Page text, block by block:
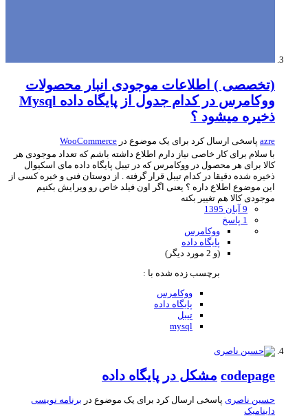
(تخصصی ) اطلاعات موجودی انبار محصولات
ووکامرس در کدام جدول از پایگاه داده Mysql
ذخیره میشود ؟
azreپاسخی ارسال کرد برای یک موضوع در WooCommerce
با سلام برای کار خاصی نیاز دارم اطلاع داشته باشم که تعداد موجودی هر
کالا برای هر محصول در ووکامرس که در تیبل پایگاه داده مای اسکیوال
ذخیره شده دقیقا در کدام تیبل قرار گرفته . از دوستان فنی و خبره کسی از
این موضوع اطلاع داره ؟ یعنی اگر اون فیلد خاص رو ویرایش بکنیم
موجودی کالا هم تغییر بکنه
9 آبان 1395
1 پاسخ
ووکامرس
پایگاه داده
(و 2 مورد دیگر)
برچسب زده شده با :
ووکامرس
پایگاه داده
تیبل
mysql
codepage مشکل در پایگاه داده
حسین ناصریپاسخی ارسال کرد برای یک موضوع در برنامه نویسی
داینامیک